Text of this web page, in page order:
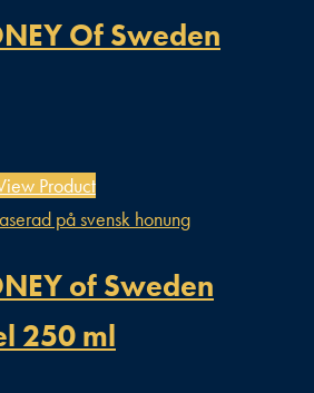
Of Sweden
Product
of Sweden
250 ml